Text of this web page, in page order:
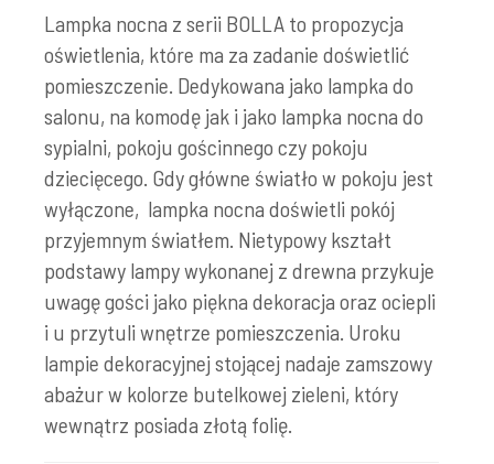
Lampka nocna z serii BOLLA to propozycja
oświetlenia, które ma za zadanie doświetlić
pomieszczenie. Dedykowana jako lampka do
salonu, na komodę jak i jako lampka nocna do
sypialni, pokoju gościnnego czy pokoju
dziecięcego. Gdy główne światło w pokoju jest
wyłączone, lampka nocna doświetli pokój
przyjemnym światłem. Nietypowy kształt
podstawy lampy wykonanej z drewna przykuje
uwagę gości jako piękna dekoracja oraz ociepli
i u przytuli wnętrze pomieszczenia. Uroku
lampie dekoracyjnej stojącej nadaje zamszowy
abażur w kolorze butelkowej zieleni, który
wewnątrz posiada złotą folię.